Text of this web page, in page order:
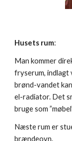
Husets rum
Man kommer
fryserum, indlagt
brønd-vandet
el-radiator. Det
bruge som
Næste rum er
brændeovn.